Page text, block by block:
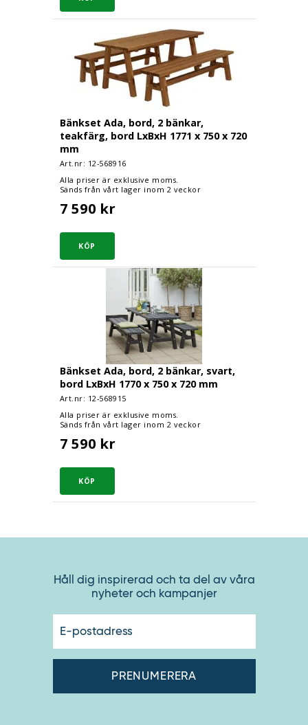
Bänkset Ada, bord, 2 bänkar, teakfärg, bord
Bänkset Ada, bord, 2 bänkar,
teakfärg, bord LxBxH 1771 x 750 x 720
mm
Art.nr: 12-568916
Alla priser är exklusive moms.
Sänds från vårt lager inom 2 veckor
7 590 kr
Bänkset Ada, bord, 2 bänkar, svart, bord
Bänkset Ada, bord, 2 bänkar, svart,
bord LxBxH 1770 x 750 x 720 mm
Art.nr: 12-568915
Alla priser är exklusive moms.
Sänds från vårt lager inom 2 veckor
7 590 kr
Håll dig inspirerad och ta del av våra
nyheter och kampanjer